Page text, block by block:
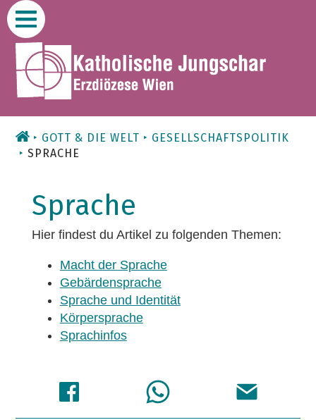
Zum
Inhalt
GOTT & DIE WELT
GESELLSCHAFTSPOLITIK
SPRACHE
Sprache
Hier findest du Artikel zu folgenden Themen:
Macht der Sprache
Gebärdensprache
Sprache und Identität
Körpersprache
Sprachinfos